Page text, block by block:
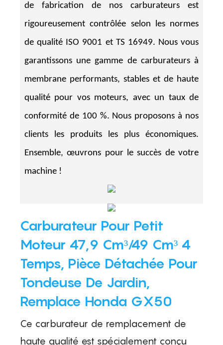
de fabrication de nos carburateurs est
rigoureusement contrôlée selon les normes
de qualité ISO 9001 et TS 16949. Nous vous
garantissons une gamme de carburateurs à
membrane performants, stables et de haute
qualité pour vos moteurs, avec un taux de
conformité de 100 %. Nous proposons à nos
clients les produits les plus économiques.
Ensemble, œuvrons pour le succès de votre
machine !
Carburateur Pour Petit
Moteur 47,9 Cm³/49 Cm³ 4
Temps, Pièce Détachée Pour
Tondeuse De Jardin,
Remplace Honda GX50
Ce carburateur de remplacement de
haute qualité est spécialement conçu